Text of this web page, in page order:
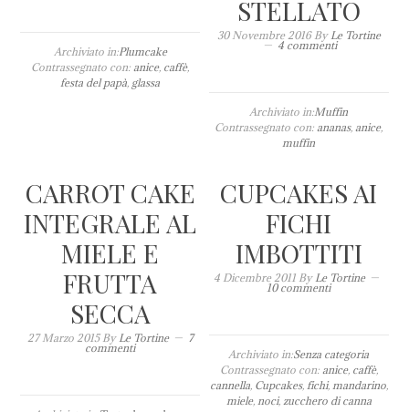
Archiviato in:Plumcake
Contrassegnato con: anice, caffè,
festa del papà glassa
STELLATO
30 Novembre 2016By Le Tortine
4 commenti
Archiviato in:Muffin
Contrassegnato con: ananas, anice,
muffin
CARROT CAKE
INTEGRALE AL
MIELE E
FRUTTA
SECCA
27 Marzo 2015By Le Tortine 7
commenti
CUPCAKES AI
FICHI
IMBOTTITI
4 Dicembre 2011By Le Tortine
10 commenti
Archiviato in:Senza categoria
Contrassegnato con: anice, caffè,
cannella, Cupcakes, fichi, mandarino,
miele, noci, zucchero di canna